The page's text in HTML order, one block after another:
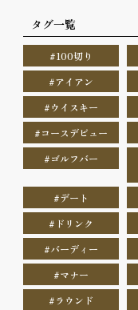
タグ一覧
#100切り
#アイアン
#ウイスキー
#コースデビュー
#ゴルフバー
#デート
#ドリンク
#バーディー
#マナー
#ラウンド